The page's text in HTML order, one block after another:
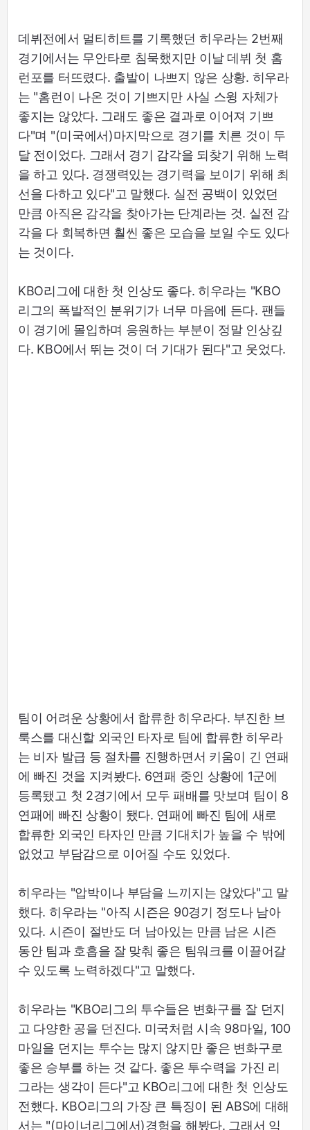
데뷔전에서 멀티히트를 기록했던 히우라는 2번째
경기에서는 무안타로 침묵했지만 이날 데뷔 첫 홈
런포를 터뜨렸다. 출발이 나쁘지 않은 상황. 히우라
는 "홈런이 나온 것이 기쁘지만 사실 스윙 자체가
좋지는 않았다. 그래도 좋은 결과로 이어져 기쁘
다"며 "(미국에서)마지막으로 경기를 치른 것이 두
달 전이었다. 그래서 경기 감각을 되찾기 위해 노력
을 하고 있다. 경쟁력있는 경기력을 보이기 위해 최
선을 다하고 있다"고 말했다. 실전 공백이 있었던
만큼 아직은 감각을 찾아가는 단계라는 것. 실전 감
각을 다 회복하면 훨씬 좋은 모습을 보일 수도 있다
는 것이다.
KBO리그에 대한 첫 인상도 좋다. 히우라는 "KBO
리그의 폭발적인 분위기가 너무 마음에 든다. 팬들
이 경기에 몰입하며 응원하는 부분이 정말 인상깊
다. KBO에서 뛰는 것이 더 기대가 된다"고 웃었다.
팀이 어려운 상황에서 합류한 히우라다. 부진한 브
룩스를 대신할 외국인 타자로 팀에 합류한 히우라
는 비자 발급 등 절차를 진행하면서 키움이 긴 연패
에 빠진 것을 지켜봤다. 6연패 중인 상황에 1군에
등록됐고 첫 2경기에서 모두 패배를 맛보며 팀이 8
연패에 빠진 상황이 됐다. 연패에 빠진 팀에 새로
합류한 외국인 타자인 만큼 기대치가 높을 수 밖에
없었고 부담감으로 이어질 수도 있었다.
히우라는 "압박이나 부담을 느끼지는 않았다"고 말
했다. 히우라는 "아직 시즌은 90경기 정도나 남아
있다. 시즌이 절반도 더 남아있는 만큼 남은 시즌
동안 팀과 호흡을 잘 맞춰 좋은 팀워크를 이끌어갈
수 있도록 노력하겠다"고 말했다.
히우라는 "KBO리그의 투수들은 변화구를 잘 던지
고 다양한 공을 던진다. 미국처럼 시속 98마일, 100
마일을 던지는 투수는 많지 않지만 좋은 변화구로
좋은 승부를 하는 것 같다. 좋은 투수력을 가진 리
그라는 생각이 든다"고 KBO리그에 대한 첫 인상도
전했다. KBO리그의 가장 큰 특징이 된 ABS에 대해
서는 "(마이너리그에서)경험을 해봤다. 그래서 익